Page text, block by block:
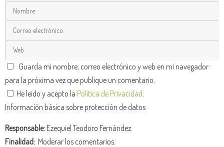
Guarda mi nombre, correo electrónico y web en mi navegador
para la próxima vez que publique un comentario.
He leído y acepto la Política de Privacidad
Información básica sobre protección de datos
Responsable:Ezequiel Teodoro Fernández.
Finalidad: Moderar los comentarios.